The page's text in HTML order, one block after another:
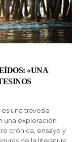
«UNA
una travesía
una exploración
crónica, ensayo y